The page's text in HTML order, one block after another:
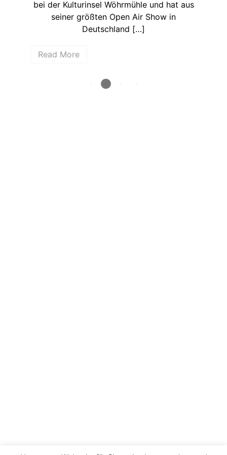
bei der Kulturinsel Wöhrmühle und hat aus
seiner größten Open Air Show in
Deutschland […]
Read More